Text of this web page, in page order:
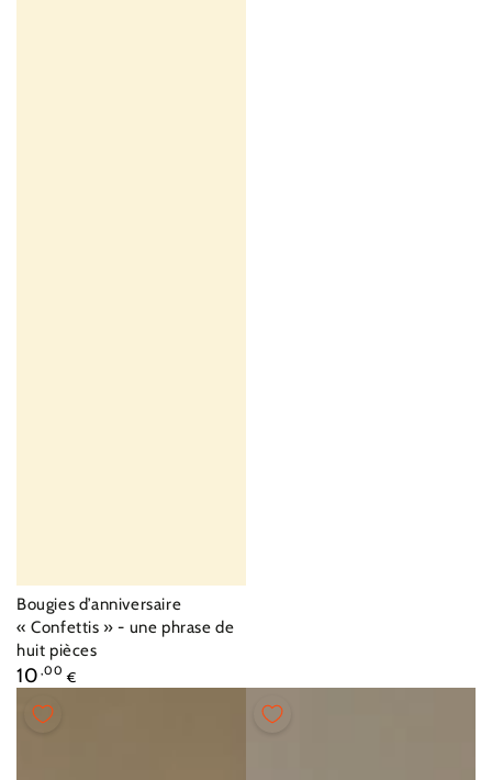
Fournisseur:
Bougies d’anniversaire
« Confettis » - une phrase de
huit pièces
Prix
normal
10 ,00 €